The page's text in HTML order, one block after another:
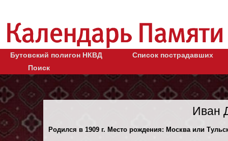
Бутовский полигон НКВД
Список пострадавших
Поиск
Иван
Родился в 1909 г. Место рождения: Москва или